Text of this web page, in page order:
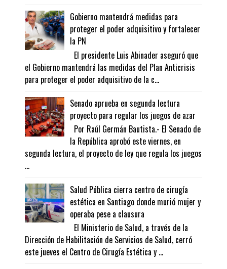
Gobierno mantendrá medidas para
proteger el poder adquisitivo y fortalecer
la PN
El presidente Luis Abinader aseguró que
el Gobierno mantendrá las medidas del Plan Anticrisis
para proteger el poder adquisitivo de la c...
Senado aprueba en segunda lectura
proyecto para regular los juegos de azar
Por Raúl Germán Bautista.- El Senado de
la República aprobó este viernes, en
segunda lectura, el proyecto de ley que regula los juegos
...
Salud Pública cierra centro de cirugía
estética en Santiago donde murió mujer y
operaba pese a clausura
El Ministerio de Salud, a través de la
Dirección de Habilitación de Servicios de Salud, cerró
este jueves el Centro de Cirugía Estética y ...